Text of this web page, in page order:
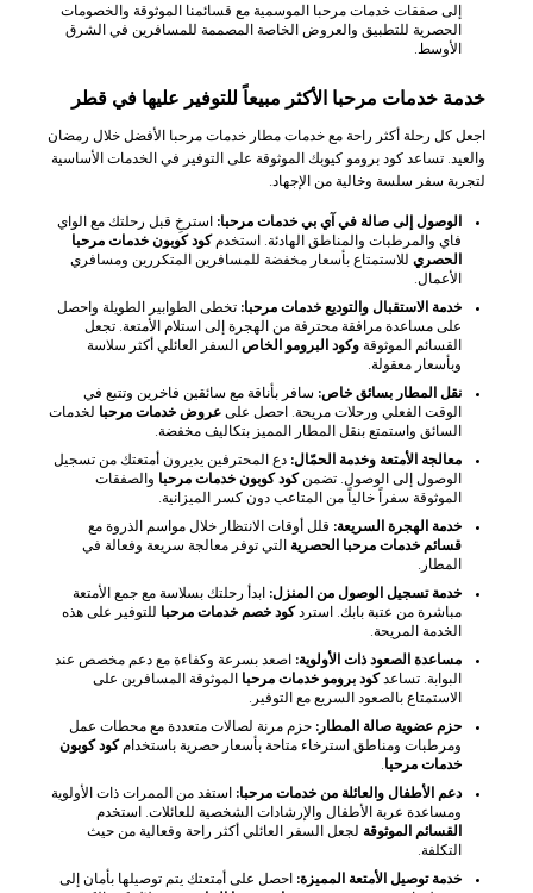
إلى صفقات خدمات مرحبا الموسمية مع قسائمنا الموثوقة والخصومات
الحصرية للتطبيق والعروض الخاصة المصممة للمسافرين في الشرق
الأوسط.
خدمة خدمات مرحبا الأكثر مبيعاً للتوفير عليها في قطر
اجعل كل رحلة أكثر راحة مع خدمات مطار خدمات مرحبا الأفضل خلال رمضان
والعيد. تساعد كود برومو كيوبك الموثوقة على التوفير في الخدمات الأساسية
لتجربة سفر سلسة وخالية من الإجهاد.
الوصول إلى صالة في آي بي خدمات مرحبا: استرخِ قبل رحلتك مع الواي
فاي والمرطبات والمناطق الهادئة. استخدمكود كوبون خدمات مرحبا
الحصري للاستمتاع بأسعار مخفضة للمسافرين المتكررين ومسافري
الأعمال.
خدمة الاستقبال والتوديع خدمات مرحبا: تخطى الطوابير الطويلة واحصل
على مساعدة مرافقة محترفة من الهجرة إلى استلام الأمتعة. تجعل
القسائم الموثوقة وكود البرومو الخاص السفر العائلي أكثر سلاسة
وبأسعار معقولة.
نقل المطار بسائق خاص: سافر بأناقة مع سائقين فاخرين وتتبع في
الوقت الفعلي ورحلات مريحة. احصل على عروض خدمات مرحبا لخدمات
السائق واستمتع بنقل المطار المميز بتكاليف مخفضة.
معالجة الأمتعة وخدمة الحمّال: دع المحترفين يديرون أمتعتك من تسجيل
الوصول إلى الوصول. تضمنكود كوبون خدمات مرحبا والصفقات
الموثوقة سفراً خالياً من المتاعب دون كسر الميزانية.
خدمة الهجرة السريعة: قلل أوقات الانتظار خلال مواسم الذروة مع
قسائم خدمات مرحبا الحصرية التي توفر معالجة سريعة وفعالة في
المطار.
خدمة تسجيل الوصول من المنزل: ابدأ رحلتك بسلاسة مع جمع الأمتعة
مباشرة من عتبة بابك. استردكود خصم خدمات مرحبا للتوفير على هذه
الخدمة المريحة.
مساعدة الصعود ذات الأولوية: اصعد بسرعة وكفاءة مع دعم مخصص عند
البوابة. تساعدكود برومو خدمات مرحبا الموثوقة المسافرين على
الاستمتاع بالصعود السريع مع التوفير.
حزم عضوية صالة المطار: حزم مرنة لصالات متعددة مع محطات عمل
ومرطبات ومناطق استرخاء متاحة بأسعار حصرية باستخدامكود كوبون
خدمات مرحبا
دعم الأطفال والعائلة من خدمات مرحبا: استفد من الممرات ذات الأولوية
ومساعدة عربة الأطفال والإرشادات الشخصية للعائلات. استخدم
القسائم الموثوقة لجعل السفر العائلي أكثر راحة وفعالية من حيث
التكلفة.
خدمة توصيل الأمتعة المميزة: احصل على أمتعتك يتم توصيلها بأمان إلى